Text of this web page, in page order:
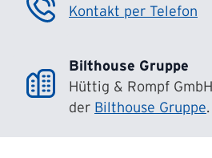
Kontakt per Telefon
Bilthouse Gruppe
Hüttig & Rompf
der Bilthouse Gruppe.